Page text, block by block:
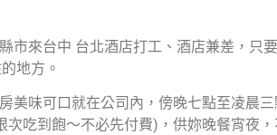
市來台中 台北酒店打工、酒店兼差，只
地方。
美味可口就在公司內，傍晚七點至凌晨
吃到飽～不必先付費)，供妳晚餐宵夜